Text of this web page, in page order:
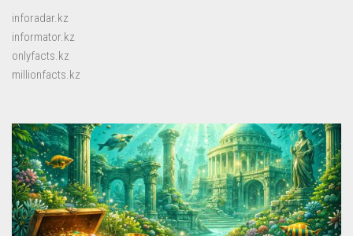
inforadar.kz
informator.kz
onlyfacts.kz
millionfacts.kz